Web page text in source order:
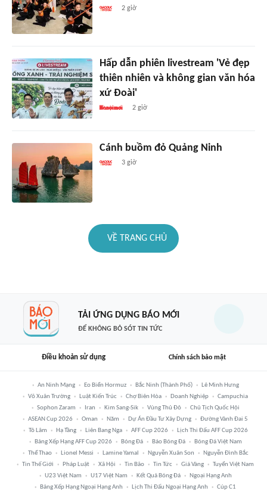
2 giờ
Hấp dẫn phiên livestream 'Vẻ đẹp
thiên nhiên và không gian văn hóa
xứ Đoài'
2 giờ
Cánh buồm đỏ Quảng Ninh
3 giờ
VỀ TRANG CHỦ
TẢI ỨNG DỤNG BÁO MỚI
ĐỂ KHÔNG BỎ SÓT TIN TỨC
Điều khoản sử dụng Chính sách bảo mật
An Ninh Mạng Eo Biển Hormuz Bắc Ninh (thành Phố)
Lê Minh Hưng
Võ Xuân Trường
Luật Kiến Trúc Chợ Biên Hòa Doanh Nghiệp
Campuchia
Sophon Zaram
Iran Kim Sang-Sik Vùng Thủ Đô
Chủ Tịch Quốc Hội
ASEAN Cup 2026
Oman Năm Dự Án Đầu Tư Xây Dựng
Đường Vành Đai 5
Tô Lâm
Hạ Tầng Liên Bang Nga AFF Cup 2026
Lịch Thi Đấu AFF Cup 2026
Bảng Xếp Hạng AFF Cup 2026
Bóng Đá Báo Bóng Đá
Bóng Đá Việt Nam
Thể Thao
Lionel Messi Lamine Yamal Nguyễn Xuân Son
Nguyễn Đình Bắc
Tin Thế Giới
Pháp Luật Xã Hội Tin Bão Tin Tức Giá Vàng
Tuyển Việt Nam
U23 Việt Nam
U17 Việt Nam Kết Quả Bóng Đá
Ngoại Hạng Anh
Bảng Xếp Hạng Ngoại Hạng Anh
Lịch Thi Đấu Ngoại Hạng Anh Cúp C1